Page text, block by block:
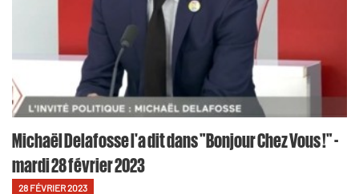
Michaël Delafosse l'a dit dans "Bonjour Chez Vous !" -
mardi 28 février 2023
28 FÉVRIER 2023